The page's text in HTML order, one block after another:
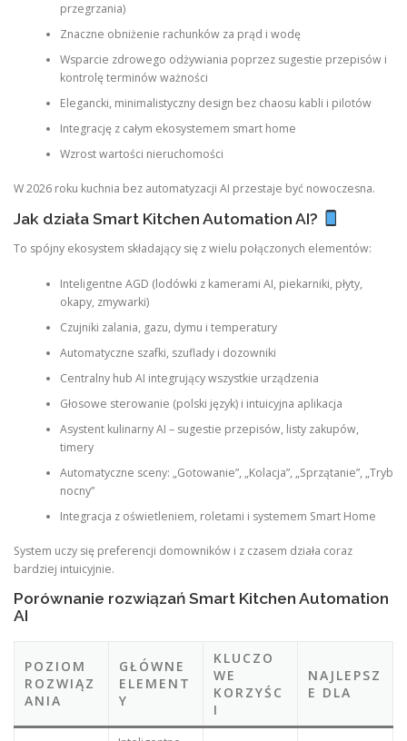
przegrzania)
Znaczne obniżenie rachunków za prąd i wodę
Wsparcie zdrowego odżywiania poprzez sugestie przepisów i
kontrolę terminów ważności
Elegancki, minimalistyczny design bez chaosu kabli i pilotów
Integrację z całym ekosystemem smart home
Wzrost wartości nieruchomości
W 2026 roku kuchnia bez automatyzacji AI przestaje być nowoczesna.
Jak działa Smart Kitchen Automation AI?
To spójny ekosystem składający się z wielu połączonych elementów:
Inteligentne AGD (lodówki z kamerami AI, piekarniki, płyty,
okapy, zmywarki)
Czujniki zalania, gazu, dymu i temperatury
Automatyczne szafki, szuflady i dozowniki
Centralny hub AI integrujący wszystkie urządzenia
Głosowe sterowanie (polski język) i intuicyjna aplikacja
Asystent kulinarny AI – sugestie przepisów, listy zakupów,
timery
Automatyczne sceny: „Gotowanie”, „Kolacja”, „Sprzątanie”, „Tryb
nocny”
Integracja z oświetleniem, roletami i systemem Smart Home
System uczy się preferencji domowników i z czasem działa coraz
bardziej intuicyjnie.
Porównanie rozwiązań Smart Kitchen Automation
AI
POZIOM
ROZWIĄZ
ANIA
GŁÓWNE
ELEMENT
Y
KLUCZO
WE
KORZYŚC
I
NAJLEPSZ
E DLA